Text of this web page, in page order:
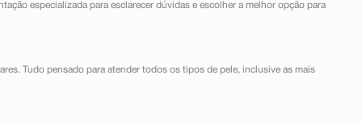
especializada para esclarecer dúvidas e escolher a melhor opção para
Tudo pensado para atender todos os tipos de pele, inclusive as mais